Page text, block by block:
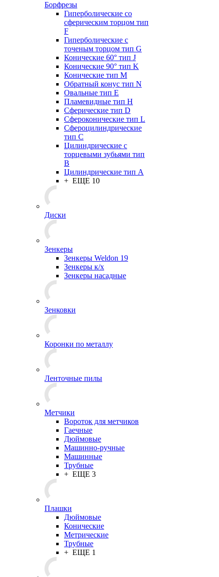
Борфрезы
Гиперболические cо
сферическим торцом тип
F
Гиперболические с
точеным торцом тип G
Конические 60° тип J
Конические 90° тип K
Конические тип M
Обратный конус тип N
Овальные тип E
Пламевидные тип H
Сферические тип D
Сфероконические тип L
Сфероцилиндрические
тип C
Цилиндрические с
торцевыми зубьями тип
B
Цилиндрические тип А
+ ЕЩЕ 10
Диски
Зенкеры
Зенкеры Weldon 19
Зенкеры к/х
Зенкеры насадные
Зенковки
Коронки по металлу
Ленточные пилы
Метчики
Вороток для метчиков
Гаечные
Дюймовые
Машинно-ручные
Машинные
Трубные
+ ЕЩЕ 3
Плашки
Дюймовые
Конические
Метрические
Трубные
+ ЕЩЕ 1